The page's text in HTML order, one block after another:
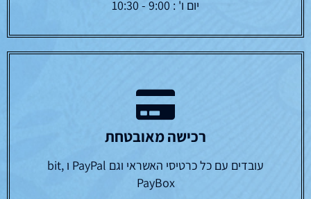
יום ו' : 9:00 - 10:30
רכישה מאובטחת
עובדים עם כל כרטיסי האשראי וגם PayPal ו bit,
PayBox